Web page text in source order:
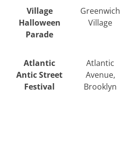
Village
Halloween
Parade
Greenwich
Village
Atlantic
Antic Street
Festival
Atlantic
Avenue,
Brooklyn